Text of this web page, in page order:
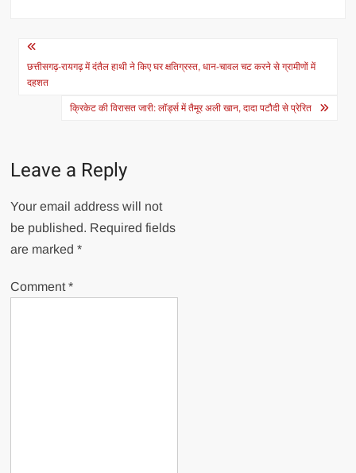
Post
navigation
छत्तीसगढ़-रायगढ़ में दंतैल हाथी ने किए घर क्षतिग्रस्त, धान-चावल चट करने से ग्रामीणों में
दहशत
क्रिकेट की विरासत जारी: लॉर्ड्स में तैमूर अली खान, दादा पटौदी से प्रेरित
Leave a Reply
Your email address will not
be published. Required fields
are marked*
Comment*